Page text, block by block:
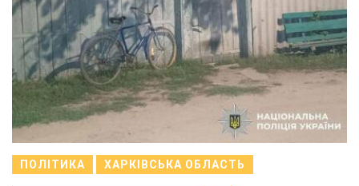
ПОЛІТИКА ХАРКІВСЬКА ОБЛАСТЬ